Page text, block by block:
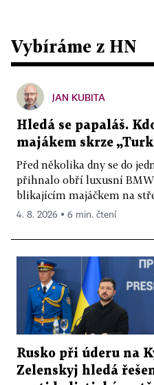
Vybíráme z HN
JAN KUBITA
Hledá se papaláš.
majákem skrze
Před několika dny se do
přihnalo obří luxusní BMW
blikajícím majáčkem na
4. 8. 2026 ▪ 6 min. čtení
Rusko při úderu na
Zelenskyj hledá